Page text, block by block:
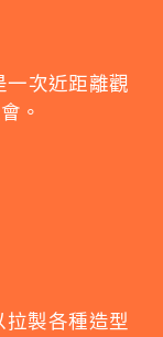
一次近距離觀
。
拉製各種造型